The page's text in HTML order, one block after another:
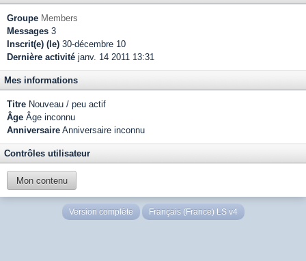
Groupe Members
Messages 3
Inscrit(e) (le) 30-décembre 10
Dernière activité janv. 14 2011 13:31
Mes informations
Titre Nouveau / peu actif
Âge Âge inconnu
Anniversaire Anniversaire inconnu
Contrôles utilisateur
Mon contenu
Version complète Français (France) LS v4